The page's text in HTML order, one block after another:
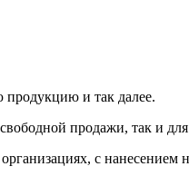
и так далее.
продажи, так и
с нанесением